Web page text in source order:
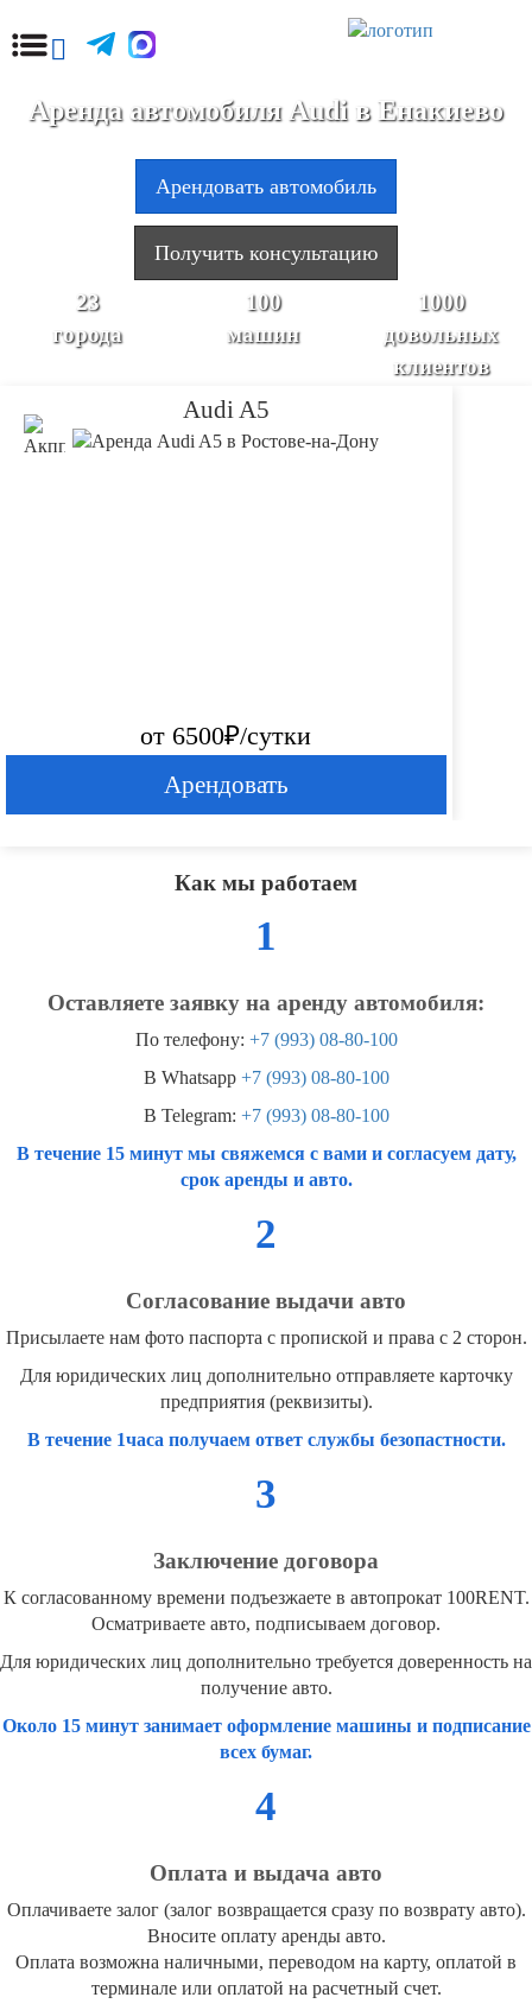
Аренда автомобиля Audi в Енакиево
Арендовать автомобиль
Получить консультацию
23
города
100
машин
1000
довольных
клиентов
Audi A5
от 6500₽/сутки
Арендовать
Как мы работаем
1
Оставляете заявку на аренду автомобиля:
По телефону: +7 (993) 08-80-100
В Whatsapp +7 (993) 08-80-100
В Telegram: +7 (993) 08-80-100
В течение 15 минут мы свяжемся с вами и согласуем дату,
срок аренды и авто.
2
Согласование выдачи авто
Присылаете нам фото паспорта с пропиской и права с 2 сторон.
Для юридических лиц дополнительно отправляете карточку
предприятия (реквизиты).
В течение 1часа получаем ответ службы безопастности.
3
Заключение договора
К согласованному времени подъезжаете в автопрокат 100RENT.
Осматриваете авто, подписываем договор.
Для юридических лиц дополнительно требуется доверенность на
получение авто.
Около 15 минут занимает оформление машины и подписание
всех бумаг.
4
Оплата и выдача авто
Оплачиваете залог (залог возвращается сразу по возврату авто).
Вносите оплату аренды авто.
Оплата возможна наличными, переводом на карту, оплатой в
терминале или оплатой на расчетный счет.